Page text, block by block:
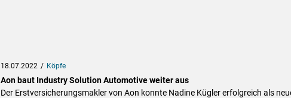
18.07.2022 Köpfe
Aon baut Industry Solution Automotive weiter aus
Der Erstversicherungsmakler von Aon konnte Nadine Kügler erfolgreich als